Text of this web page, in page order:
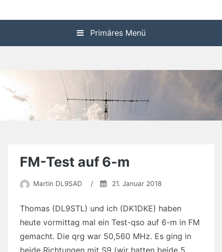
Inhalt
P24 Homepage
Primäres Menü
FM-Test auf 6-m
Martin DL9SAD / 21. Januar 2018
Thomas (DL9STL) und ich (DK1DKE) haben
heute vormittag mal ein Test-qso auf 6-m in FM
gemacht. Die qrg war 50,560 MHz. Es ging in
beide Richtungen mit S9 (wir hatten beide 5